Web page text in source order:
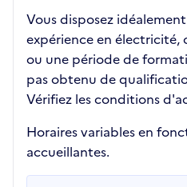
Vous disposez
expérience en électricité,
ou une période de
pas obtenu de
Vérifiez les conditions
Horaires variables en
accueillantes.